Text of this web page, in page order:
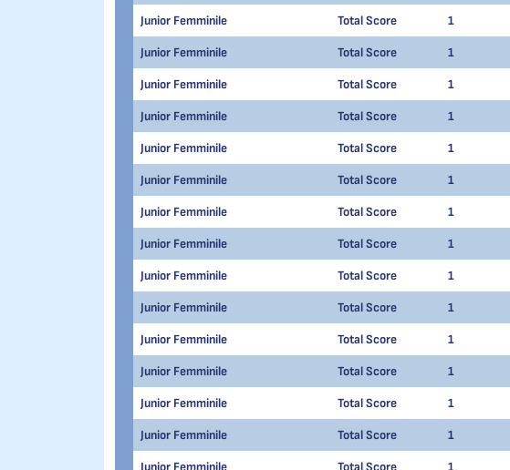
Junior Femminile Total Score 1
Junior Femminile Total Score 1
Junior Femminile Total Score 1
Junior Femminile Total Score 1
Junior Femminile Total Score 1
Junior Femminile Total Score 1
Junior Femminile Total Score 1
Junior Femminile Total Score 1
Junior Femminile Total Score 1
Junior Femminile Total Score 1
Junior Femminile Total Score 1
Junior Femminile Total Score 1
Junior Femminile Total Score 1
Junior Femminile Total Score 1
Junior Femminile Total Score 1